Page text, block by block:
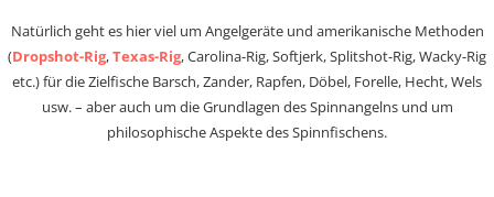
Natürlich geht es hier viel um Angelgeräte und amerikanische Methoden
(Dropshot-Rig,Texas-Rig, Carolina-Rig, Softjerk, Splitshot-Rig, Wacky-Rig
etc.) für die Zielfische Barsch, Zander, Rapfen, Döbel, Forelle, Hecht, Wels
usw. – aber auch um die Grundlagen des Spinnangelns und um
philosophische Aspekte des Spinnfischens.